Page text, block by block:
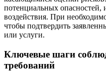
потенциальных опасностей,
воздействия. При
чтобы подтвердить
или услуги.
Ключевые шаги
требований